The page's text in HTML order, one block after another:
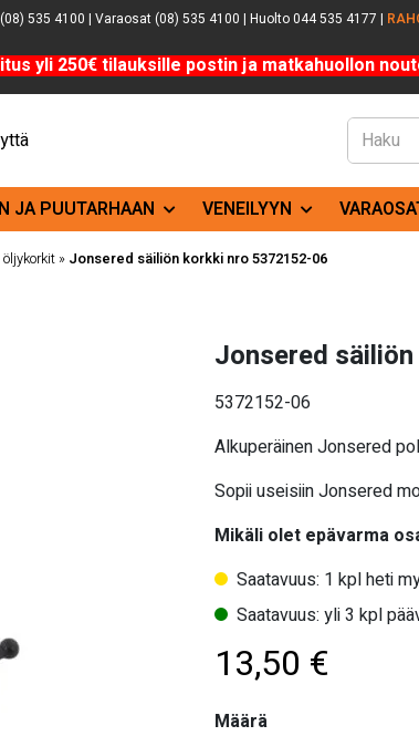
535 4100 | Varaosat (08) 535 4100 | Huolto 044 535 4177 |
yli 250€ tilauksille postin ja matkahuollon
JA PUUTARHAAN VENEILYYN
» Jonsered säiliön korkki nro 5372152-06
Jonsered
5372152-06
Alkuperäinen Jonsered
Sopii useisiin Jonsered
Mikäli olet epävarma
Saatavuus: 1 kpl heti
Saatavuus: yli 3 kpl
13,50 €
Määrä
Määrä